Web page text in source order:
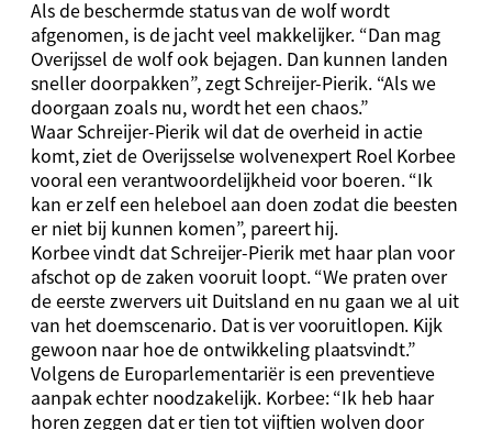
Als de beschermde status van de wolf wordt
afgenomen, is de jacht veel makkelijker. “Dan mag
Overijssel de wolf ook bejagen. Dan kunnen landen
sneller doorpakken”, zegt Schreijer-Pierik. “Als we
doorgaan zoals nu, wordt het een chaos.”
Waar Schreijer-Pierik wil dat de overheid in actie
komt, ziet de Overijsselse wolvenexpert Roel Korbee
vooral een verantwoordelijkheid voor boeren. “Ik
kan er zelf een heleboel aan doen zodat die beesten
er niet bij kunnen komen”, pareert hij.
Korbee vindt dat Schreijer-Pierik met haar plan voor
afschot op de zaken vooruit loopt. “We praten over
de eerste zwervers uit Duitsland en nu gaan we al uit
van het doemscenario. Dat is ver vooruitlopen. Kijk
gewoon naar hoe de ontwikkeling plaatsvindt.”
Volgens de Europarlementariër is een preventieve
aanpak echter noodzakelijk. Korbee: “Ik heb haar
horen zeggen dat er tien tot vijftien wolven door